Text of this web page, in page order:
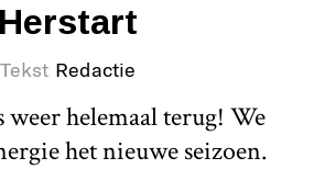
Herstart
Tekst Redactie
helemaal terug! We
het nieuwe seizoen.